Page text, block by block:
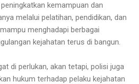
kemampuan dan
melalui pelatihan, pendidikan, dan
menghadapi berbagai
kejahatan terus di bangun.
di perlukan, akan tetapi, polisi juga
hukum terhadap pelaku kejahatan